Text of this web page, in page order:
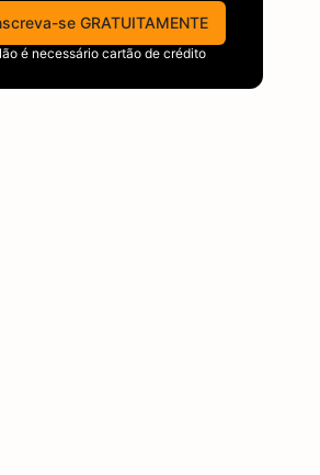
se GRATUITAMENTE
é necessário cartão de crédito